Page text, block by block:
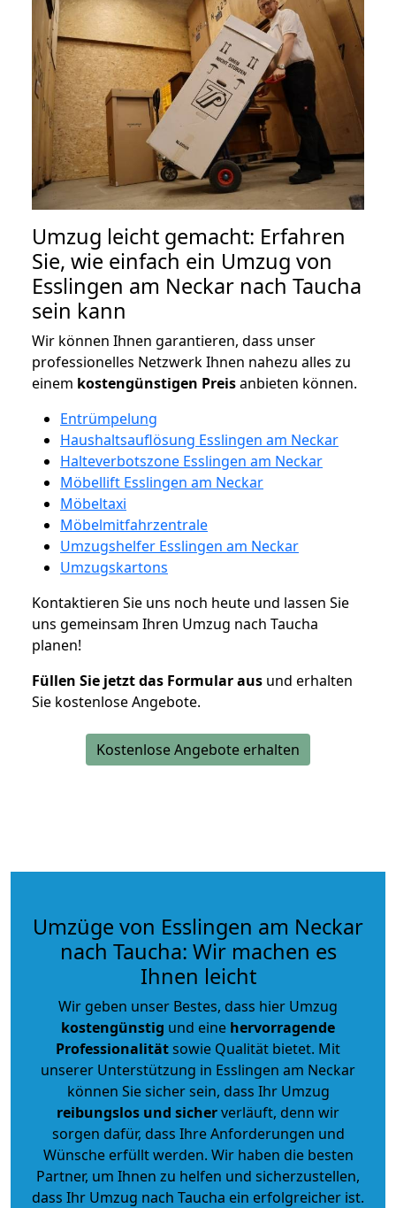
Umzug leicht gemacht: Erfahren
Sie, wie einfach ein Umzug von
Esslingen am Neckar nach Taucha
sein kann
Wir können Ihnen garantieren, dass unser
professionelles Netzwerk Ihnen nahezu alles zu
einem kostengünstigen Preisanbieten können.
Entrümpelung
Haushaltsauflösung Esslingen am Neckar
Halteverbotszone Esslingen am Neckar
Möbellift Esslingen am Neckar
Möbeltaxi
Möbelmitfahrzentrale
Umzugshelfer Esslingen am Neckar
Umzugskartons
Kontaktieren Sie uns noch heute und lassen Sie
uns gemeinsam Ihren Umzug nach Taucha
planen!
Füllen Sie jetzt das Formular aus und erhalten
Sie kostenlose Angebote.
Kostenlose Angebote erhalten
Umzüge von Esslingen am Neckar
nach Taucha: Wir machen es
Ihnen leicht
Wir geben unser Bestes, dass hier Umzug
kostengünstig und eine hervorragende
Professionalitätsowie Qualität bietet. Mit
unserer Unterstützung in Esslingen am Neckar
können Sie sicher sein, dass Ihr Umzug
reibungslos und sicherverläuft, denn wir
sorgen dafür, dass Ihre Anforderungen und
Wünsche erfüllt werden. Wir haben die besten
Partner, um Ihnen zu helfen und sicherzustellen,
dass Ihr Umzug nach Taucha ein erfolgreicher ist.